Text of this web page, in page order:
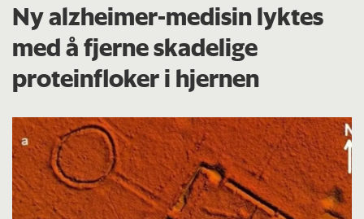
Ny alzheimer-medisin lyktes
med å fjerne skadelige
proteinfloker i hjernen